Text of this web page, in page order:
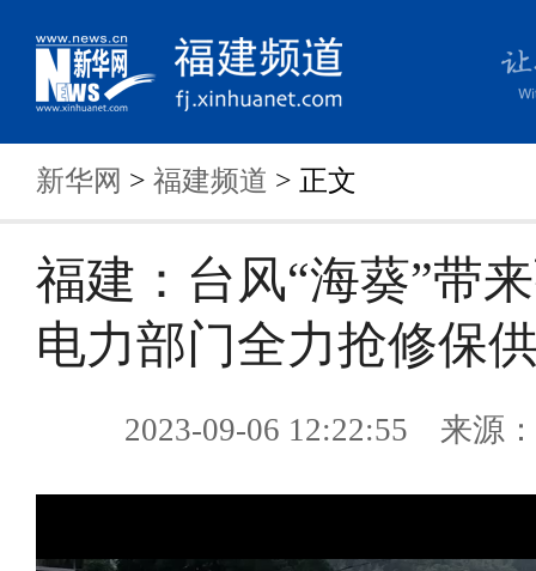
新华网 > 福建频道 > 正文
福建：台风“海葵”带
电力部门全力抢修保
2023-09-06 12:22:55 来源